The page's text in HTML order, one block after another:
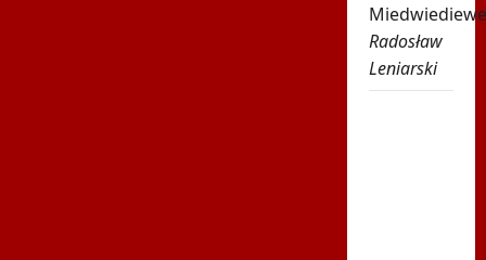
Radosław
Leniarski